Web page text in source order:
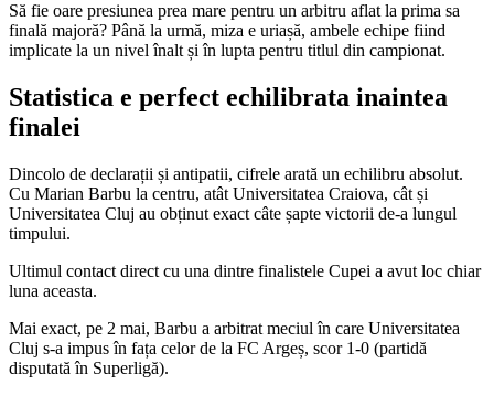
Să fie oare presiunea prea mare pentru un arbitru aflat la prima sa
finală majoră? Până la urmă, miza e uriașă, ambele echipe fiind
implicate la un nivel înalt și în lupta pentru titlul din campionat.
Statistica e perfect echilibrata inaintea
finalei
Dincolo de declarații și antipatii, cifrele arată un echilibru absolut.
Cu Marian Barbu la centru, atât Universitatea Craiova, cât și
Universitatea Cluj au obținut exact câte șapte victorii de-a lungul
timpului.
Ultimul contact direct cu una dintre finalistele Cupei a avut loc chiar
luna aceasta.
Mai exact, pe 2 mai, Barbu a arbitrat meciul în care Universitatea
Cluj s-a impus în fața celor de la FC Argeș, scor 1-0 (partidă
disputată în Superligă).